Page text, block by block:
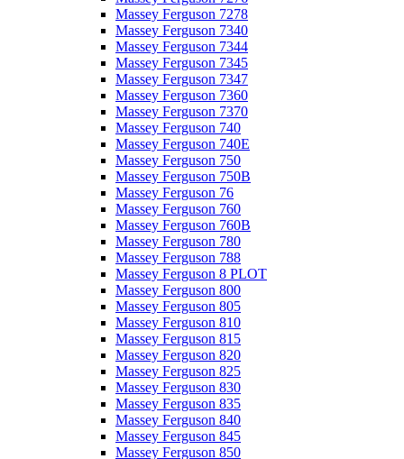
Massey Ferguson 7278
Massey Ferguson 7340
Massey Ferguson 7344
Massey Ferguson 7345
Massey Ferguson 7347
Massey Ferguson 7360
Massey Ferguson 7370
Massey Ferguson 740
Massey Ferguson 740E
Massey Ferguson 750
Massey Ferguson 750B
Massey Ferguson 76
Massey Ferguson 760
Massey Ferguson 760B
Massey Ferguson 780
Massey Ferguson 788
Massey Ferguson 8 PLOT
Massey Ferguson 800
Massey Ferguson 805
Massey Ferguson 810
Massey Ferguson 815
Massey Ferguson 820
Massey Ferguson 825
Massey Ferguson 830
Massey Ferguson 835
Massey Ferguson 840
Massey Ferguson 845
Massey Ferguson 850